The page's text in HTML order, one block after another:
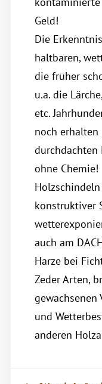
Geld!
Die
haltbaren,
die früher
u.a. die
etc.
noch erhalten
durchdachten
ohne Chemie!
konstruktiver
auch am
Harze bei
Zeder Arten,
und
anderen